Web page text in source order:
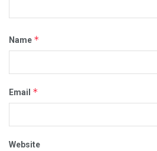
Name *
Email *
Website